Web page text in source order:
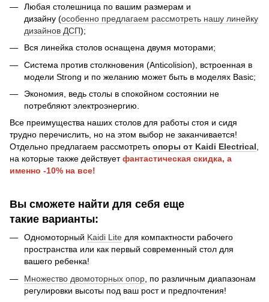
Любая столешница по вашим размерам и
дизайну (особенно предлагаем рассмотреть нашу линейку
дизайнов ДСП);
Вся линейка столов оснащена двумя моторами;
Система против столкновения (Anticolision), встроенная в
модели Strong и по желанию может быть в моделях Basic;
Экономия, ведь столы в спокойном состоянии не
потребляют электроэнергию.
Все преимущества наших столов для работы стоя и сидя
трудно перечислить, но на этом выбор не заканчивается!
Отдельно предлагаем рассмотреть опоры от Kaidi Electrical,
на которые также действуетфантастическая скидка, а
именно -10% на все!
Вы сможете найти для себя еще
такие варианты:
Одномоторный Kaidi Lite для компактности рабочего
пространства или как первый современный стол для
вашего ребенка!
Множество двомоторных опор по различным диапазонам
регулировки высоты под ваш рост и предпочтения!